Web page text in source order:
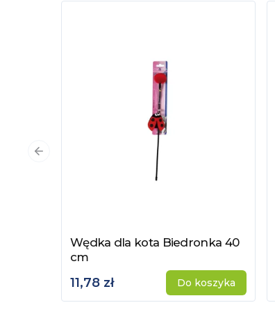
Zobacz produkt
Wędka dla kota Biedronka 40
cm
11,78 zł Do koszyka
Poprzedni slajd